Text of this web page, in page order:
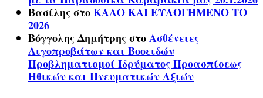
ΒασίληςστοΚΑΛΟ ΚΑΙ ΕΥΛΟΓΗΜΕΝΟ ΤΟ
2026
Βόγγολης ΔημήτρηςστοΑσθένειες
Αιγοπροβάτων και Βοοειδών
Προβληματισμοί Ιδρύματος Προασπίσεως
Ηθικών και Πνευματικών Αξιών